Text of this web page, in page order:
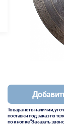
Товара нет в наличии,
поставки под заказ по
по кнопке "Заказать